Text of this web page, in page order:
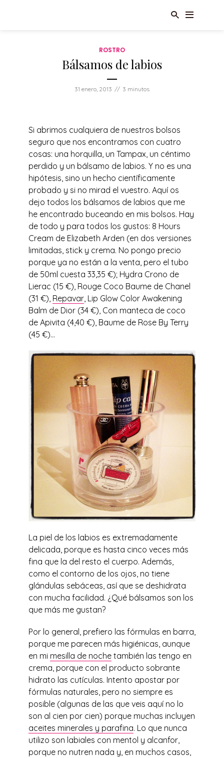
ROSTRO
Bálsamos de labios
31 enero, 2013 3 minutos
Si abrimos cualquiera de nuestros bolsos
seguro que nos encontramos con cuatro
cosas: una horquilla, un Tampax, un céntimo
perdido y un bálsamo de labios. Y no es una
hipótesis, sino un hecho científicamente
probado y si no mirad el vuestro. Aquí os
dejo todos los bálsamos de labios que me
he encontrado buceando en mis bolsos. Hay
de todo y para todos los gustos: 8 Hours
Cream de Elizabeth Arden (en dos versiones
limitadas, stick y crema. No pongo precio
porque ya no están a la venta, pero el tubo
de 50ml cuesta 33,35 €); Hydra Crono de
Lierac (15 €), Rouge Coco Baume de Chanel
(31 €), Repavar, Lip Glow Color Awakening
Balm de Dior (34 €), Con manteca de coco
de Apivita (4,40 €), Baume de Rose By Terry
(45 €)…
La piel de los labios es extremadamente
delicada, porque es hasta cinco veces más
fina que la del resto el cuerpo. Además,
como el contorno de los ojos, no tiene
glándulas sebáceas, así que se deshidrata
con mucha facilidad. ¿Qué bálsamos son los
que más me gustan?
Por lo general, prefiero las fórmulas en barra,
porque me parecen más higiénicas, aunque
en mi mesilla de noche también las tengo en
crema, porque con el producto sobrante
hidrato las cutículas. Intento apostar por
fórmulas naturales, pero no siempre es
posible (algunas de las que veis aquí no lo
son al cien por cien) porque muchas incluyen
aceites minerales y parafina. Lo que nunca
utilizo son labiales con mentol y alcanfor,
porque no nutren nada y, en muchos casos,